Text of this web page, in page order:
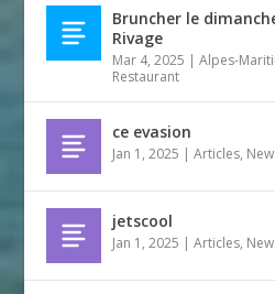
Bruncher le
Rivage
Mar 4, 2025 |Alpes-
Restaurant
ce evasion
Jan 1, 2025 |Articles,
jetscool
Jan 1, 2025 |Articles,